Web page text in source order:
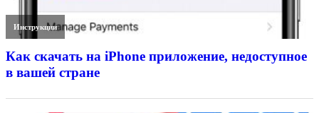
Инструкции
Как скачать на iPhone приложение, недоступное
в вашей стране